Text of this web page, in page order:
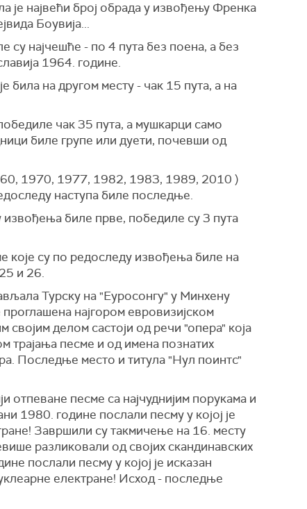
највећи број обрада у извођењу Френка
Боувија...
су најчешће - по 4 пута без поена, а без
1964. године.
била на другом месту - чак 15 пута, а на
чак 35 пута, а мушкарци само
биле групе или дуети, почевши од
1970, 1977, 1982, 1983, 1989, 2010 )
наступа биле последње.
биле прве, победиле су 3 пута
које су по редоследу извођења биле на
и 26.
Турску на "Еуросонгу" у Минхену
најгором евровизијском
својим делом састоји од речи "опера" која
трајања песме и од имена познатих
Последње место и титула "Нул поинтс"
отпеване песме са најчуднијим порукама и
1980. године послали песму у којој је
Завршили су такмичење на 16. месту
разликовали од својих скандинавских
послали песму у којој је исказан
електране! Исход - последње